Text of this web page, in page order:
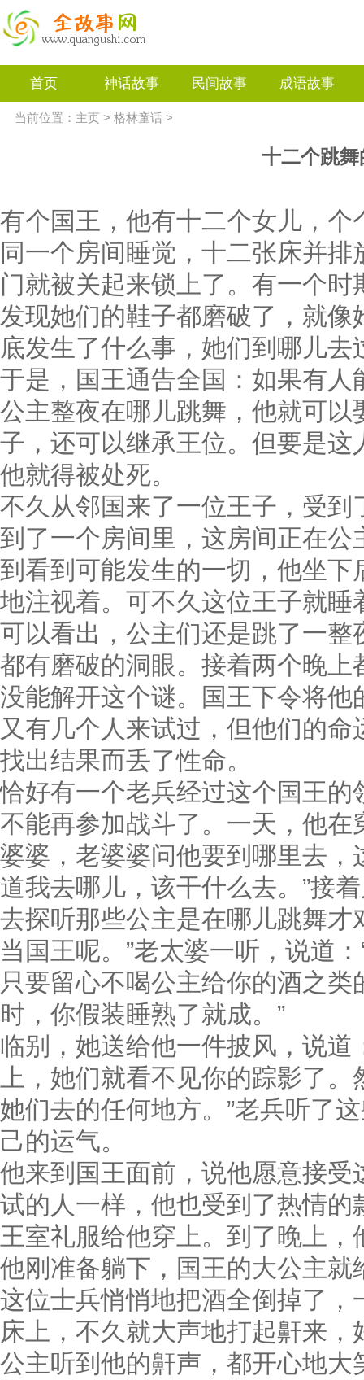
首页 神话故事 民间故事 成语故事
当前位置： 主页 > 格林童话 >
十二个跳舞
有个国王，他有十二个女儿，
同一个房间睡觉，十二张床并
门就被关起来锁上了。有一个
发现她们的鞋子都磨破了，就
底发生了什么事，她们到哪儿去
于是，国王通告全国：如果有
公主整夜在哪儿跳舞，他就可
子，还可以继承王位。但要是
他就得被处死。
不久从邻国来了一位王子，受
到了一个房间里，这房间正在
到看到可能发生的一切，他坐
地注视着。可不久这位王子就
可以看出，公主们还是跳了一
都有磨破的洞眼。接着两个晚
没能解开这个谜。国王下令将
又有几个人来试过，但他们的
找出结果而丢了性命。
恰好有一个老兵经过这个国王
不能再参加战斗了。一天，他
婆婆 ，老婆婆问他要到哪里去
道我去哪儿，该干什么去。”接
去探听那些公主是在哪儿跳舞
当国王呢。”老太婆一听，说道
只要留心不喝公主给你的酒之
时，你假装睡熟了就成。”
临别，她送给他一件披风，说道
上，她们就看不见你的踪影了
她们去的任何地方。”老兵听了
己的运气。
他来到国王面前，说他愿意接
试的人一样，他也受到了热情
王室礼服给他穿上。到了晚上
他刚准备躺下，国王的大公主
这位士兵悄悄地把酒全倒掉了
床上，不久就大声地打起鼾来
公主听到他的鼾声，都开心地大